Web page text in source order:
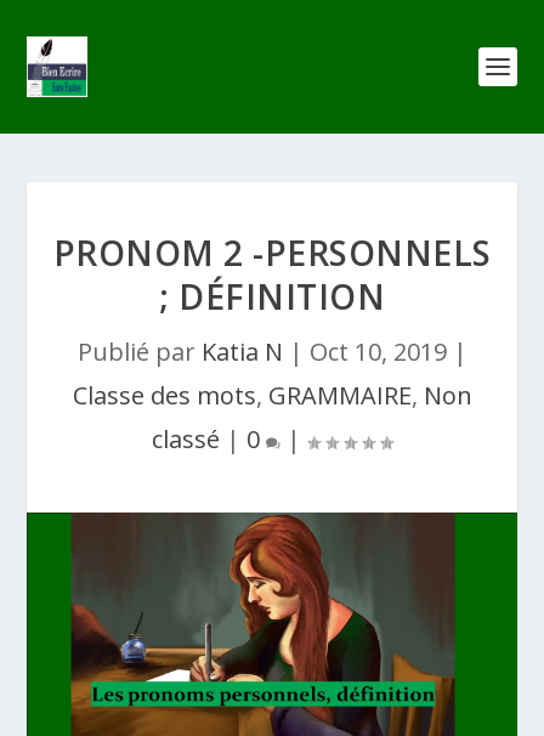
PRONOM 2 -PERSONNELS
; DÉFINITION
Publié par Katia N | Oct 10, 2019|
Classe des mots, GRAMMAIRE, Non
classé | 0 |